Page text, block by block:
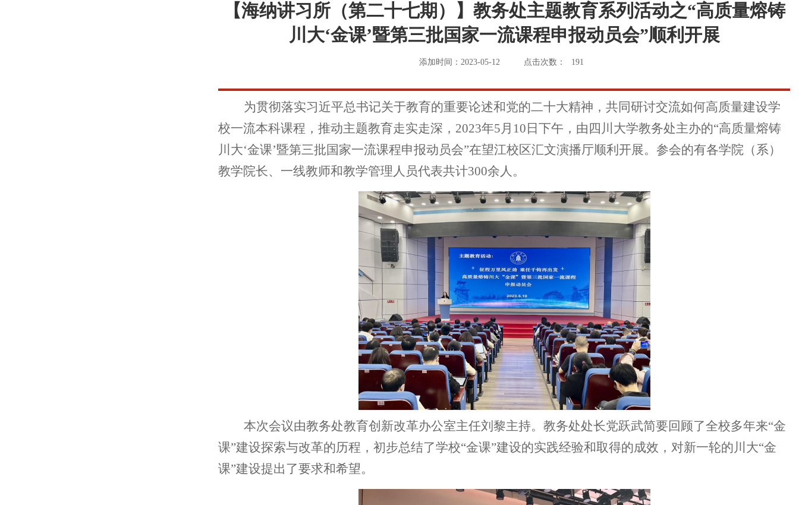
【海纳讲习所（第二十七期）】教务处主题教育系列活动之“高质量熔铸
川大‘金课’暨第三批国家一流课程申报动员会”顺利开展
添加时间：2023-05-12 点击次数： 191
为贯彻落实习近平总书记关于教育的重要论述和党的二十大精神，共同研讨交流如何高质量建设学
校一流本科课程， 推动主题教育走实走深， 2023年5月10日下午，由四川大学教务处主办的“高质量熔铸
川大‘金课’暨第三批国家一流课程申报动员会”在望江校区汇文演播厅顺利开展。参会的有各学院（系）
教学院长、 一线教师和教学管理人员代表共计300余人。
本次会议由教务处教育创新改革办公室主任刘黎主持。教务处处长党跃武简要回顾了全校多年来“金
课”建设探索与改革的历程， 初步总结了学校“金课”建设的实践经验和取得的成效，对新一轮的川大“金
课”建设提出了要求和希望。